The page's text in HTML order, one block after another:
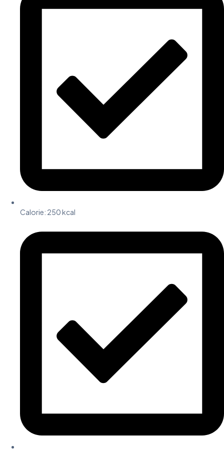
Calorie: 250 kcal